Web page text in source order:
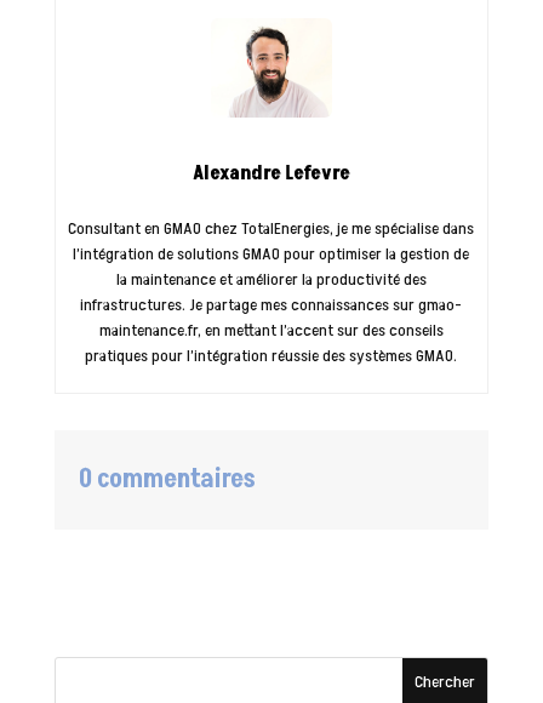
Alexandre Lefevre
Consultant en GMAO chez TotalEnergies, je me spécialise dans
l’intégration de solutions GMAO pour optimiser la gestion de
la maintenance et améliorer la productivité des
infrastructures. Je partage mes connaissances sur gmao-
maintenance.fr, en mettant l’accent sur des conseils
pratiques pour l’intégration réussie des systèmes GMAO.
0 commentaires